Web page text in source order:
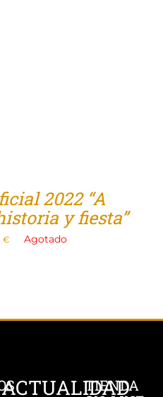
2022 “A
y fiesta”
€ Agotado
ACTUALIDAD
TIENDA